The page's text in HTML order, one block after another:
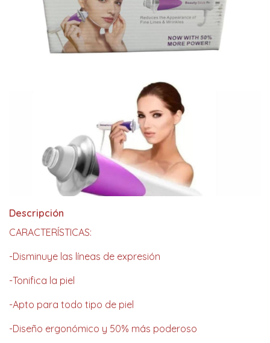
Descripción
CARACTERÍSTICAS:
-Disminuye las líneas de expresión
-Tonifica la piel
-Apto para todo tipo de piel
-Diseño ergonómico y 50% más poderoso